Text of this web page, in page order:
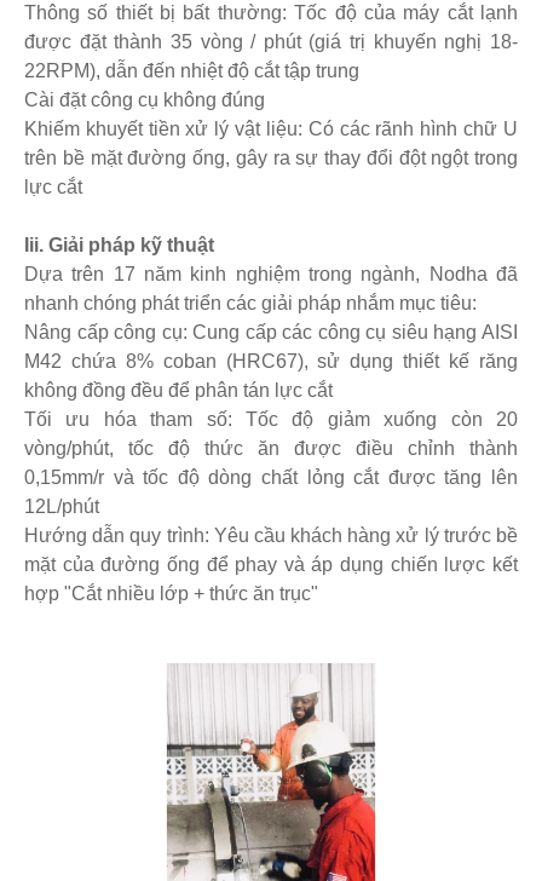
Thông số thiết bị bất thường: Tốc độ của máy cắt lạnh
được đặt thành 35 vòng / phút (giá trị khuyến nghị 18-
22RPM), dẫn đến nhiệt độ cắt tập trung
Cài đặt công cụ không đúng
Khiếm khuyết tiền xử lý vật liệu: Có các rãnh hình chữ U
trên bề mặt đường ống, gây ra sự thay đổi đột ngột trong
lực cắt
Iii. Giải pháp kỹ thuật
Dựa trên 17 năm kinh nghiệm trong ngành, Nodha đã
nhanh chóng phát triển các giải pháp nhắm mục tiêu:
Nâng cấp công cụ: Cung cấp các công cụ siêu hạng AISI
M42 chứa 8% coban (HRC67), sử dụng thiết kế răng
không đồng đều để phân tán lực cắt
Tối ưu hóa tham số: Tốc độ giảm xuống còn 20
vòng/phút, tốc độ thức ăn được điều chỉnh thành
0,15mm/r và tốc độ dòng chất lỏng cắt được tăng lên
12L/phút
Hướng dẫn quy trình: Yêu cầu khách hàng xử lý trước bề
mặt của đường ống để phay và áp dụng chiến lược kết
hợp "Cắt nhiều lớp + thức ăn trục"